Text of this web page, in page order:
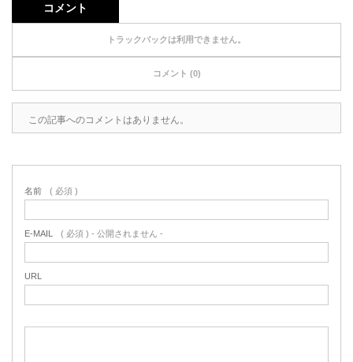
コメント
トラックバックは利用できません。
コメント (0)
この記事へのコメントはありません。
名前 ( 必須 )
E-MAIL ( 必須 ) - 公開されません -
URL